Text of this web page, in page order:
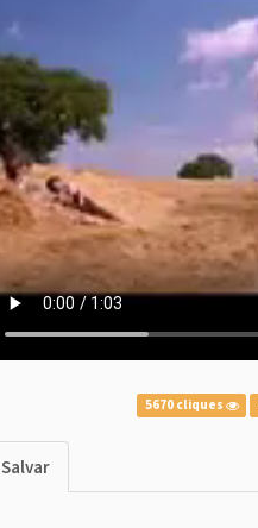
5670 cliques
Salvar